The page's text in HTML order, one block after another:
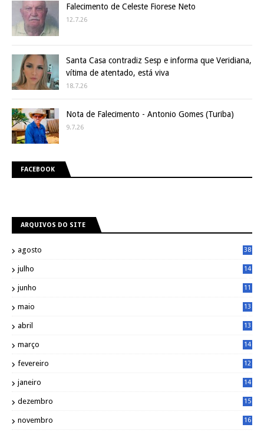
Falecimento de Celeste Fiorese Neto
12.7.26
Santa Casa contradiz Sesp e informa que Veridiana,
vítima de atentado, está viva
18.7.26
Nota de Falecimento - Antonio Gomes (Turiba)
9.7.26
FACEBOOK
ARQUIVOS DO SITE
agosto 38
julho
14
junho
11
maio
13
abril
13
março
14
fevereiro
12
janeiro
14
dezembro
15
novembro
16